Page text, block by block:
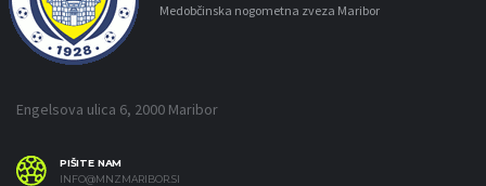
Medobčinska nogometna zveza Maribor
Engelsova ulica 6, 2000 Maribor
PIŠITE NAM
INFO@MNZMARIBOR.SI